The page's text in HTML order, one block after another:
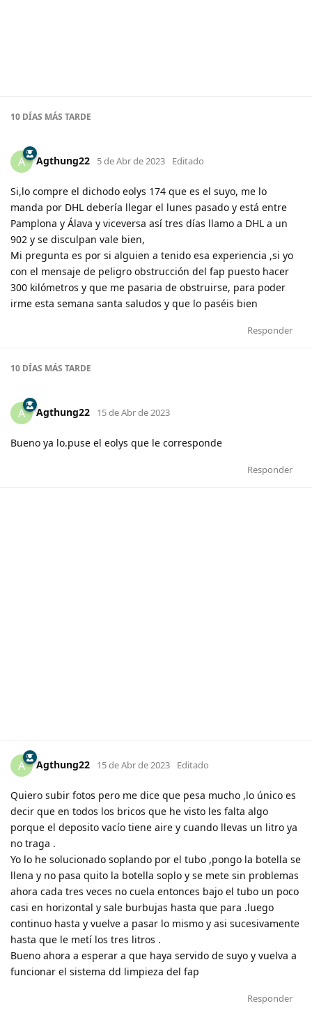
10 DÍAS MÁS TARDE
A Agthung22 5 de Abr de 2023 Editado
Si,lo compre el dichodo eolys 174 que es el suyo, me lo
manda por DHL debería llegar el lunes pasado y está entre
Pamplona y Álava y viceversa así tres días llamo a DHL a un
902 y se disculpan vale bien,
Mi pregunta es por si alguien a tenido esa experiencia ,si yo
con el mensaje de peligro obstrucción del fap puesto hacer
300 kilómetros y que me pasaria de obstruirse, para poder
irme esta semana santa saludos y que lo paséis bien
Responder
10 DÍAS MÁS TARDE
A Agthung22 15 de Abr de 2023
Bueno ya lo.puse el eolys que le corresponde
Responder
A Agthung22 15 de Abr de 2023 Editado
Quiero subir fotos pero me dice que pesa mucho ,lo único es
decir que en todos los bricos que he visto les falta algo
porque el deposito vacío tiene aire y cuando llevas un litro ya
no traga .
Yo lo he solucionado soplando por el tubo ,pongo la botella se
llena y no pasa quito la botella soplo y se mete sin problemas
ahora cada tres veces no cuela entonces bajo el tubo un poco
casi en horizontal y sale burbujas hasta que para .luego
continuo hasta y vuelve a pasar lo mismo y asi sucesivamente
hasta que le metí los tres litros .
Bueno ahora a esperar a que haya servido de suyo y vuelva a
funcionar el sistema dd limpieza del fap
Responder